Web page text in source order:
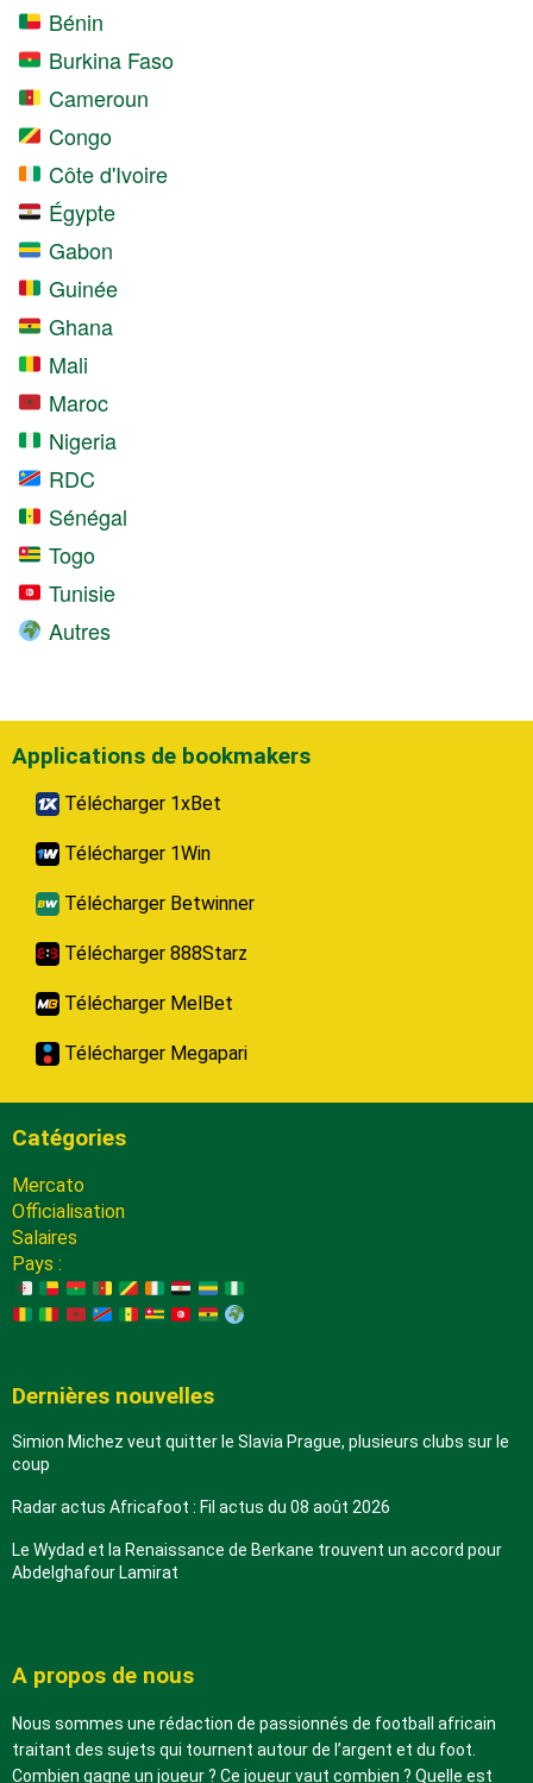
Bénin
Burkina Faso
Cameroun
Congo
Côte d'Ivoire
Égypte
Gabon
Guinée
Ghana
Mali
Maroc
Nigeria
RDC
Sénégal
Togo
Tunisie
Autres
Applications de bookmakers
Télécharger 1xBet
Télécharger 1Win
Télécharger Betwinner
Télécharger 888Starz
Télécharger MelBet
Télécharger Megapari
Catégories
Mercato
Officialisation
Salaires
Pays :
Dernières nouvelles
Simion Michez veut quitter le Slavia Prague, plusieurs clubs sur le
coup
Radar actus Africafoot : Fil actus du 08 août 2026
Le Wydad et la Renaissance de Berkane trouvent un accord pour
Abdelghafour Lamirat
A propos de nous
Nous sommes une rédaction de passionnés de football africain
traitant des sujets qui tournent autour de l’argent et du foot.
Combien gagne un joueur ? Ce joueur vaut combien ? Quelle est